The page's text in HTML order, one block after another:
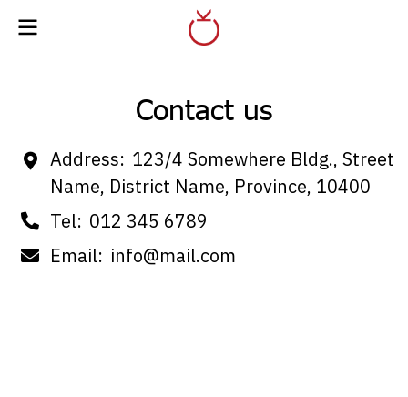
Contact us
Address: 123/4 Somewhere Bldg., Street
Name, District Name, Province, 10400
Tel: 012 345 6789
Email: info@mail.com